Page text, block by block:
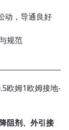
动，导通良好
规范
欧姆1欧姆接地-
阻剂、外引接